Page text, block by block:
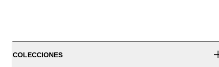
COLECCIONES